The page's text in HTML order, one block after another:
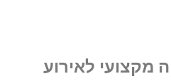
מקצועי לאירוע